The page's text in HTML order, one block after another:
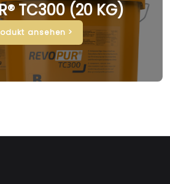
TC300 (20 KG)
ansehen >